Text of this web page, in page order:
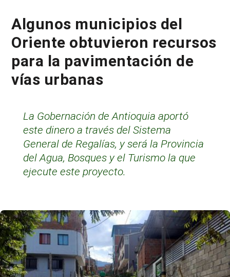
Algunos municipios del
Oriente obtuvieron recursos
para la pavimentación de
vías urbanas
La Gobernación de Antioquia aportó
este dinero a través del Sistema
General de Regalías, y será la Provincia
del Agua, Bosques y el Turismo la que
ejecute este proyecto.